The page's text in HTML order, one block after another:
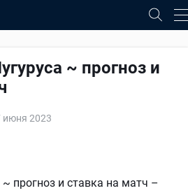
~ прогноз и
июня 2023
прогноз и ставка на матч –